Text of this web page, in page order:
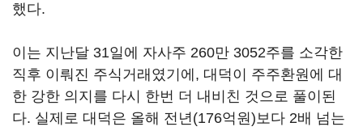
했다.
이는 지난달 31일에 자사주 260만 3052주를 소각한
직후 이뤄진 주식거래였기에, 대덕이 주주환원에 대
한 강한 의지를 다시 한번 더 내비친 것으로 풀이된
다. 실제로 대덕은 올해 전년(176억원)보다 2배 넘는